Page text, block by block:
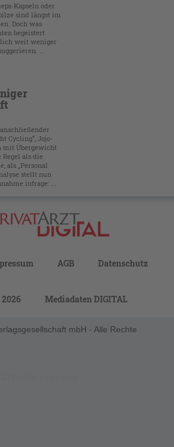
Kapseln oder
sind längst im
Doch was
begeistert
weit weniger
...
Cycling“, Jojo-
mit Übergewicht
als die
als „Personal
stellt nun
infrage: ...
AGB Datenschutz
Mediadaten DIGITAL
mbH - Alle Rechte